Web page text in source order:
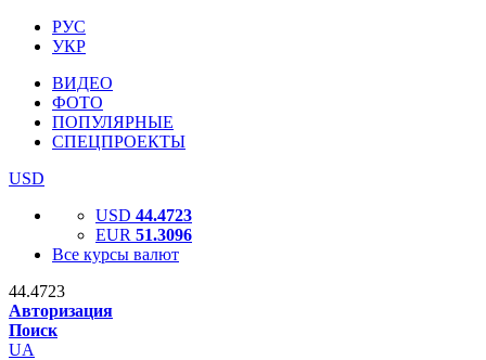
РУС
УКР
ВИДЕО
ФОТО
ПОПУЛЯРНЫЕ
СПЕЦПРОЕКТЫ
USD
USD 44.4723
EUR 51.3096
Все курсы валют
44.4723
Авторизация
Поиск
UA